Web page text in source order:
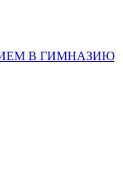
В ГИМНАЗИЮ